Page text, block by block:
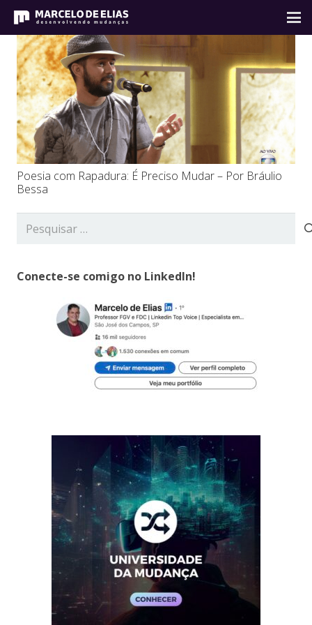
Poesia com Rapadura: É Preciso Mudar – Por Bráulio
Bessa
Pesquisar
Conecte-se comigo no LinkedIn!